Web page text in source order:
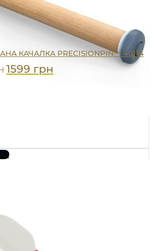
КАЧАЛКА PRECISIONPIN™ 40114
1599 грн